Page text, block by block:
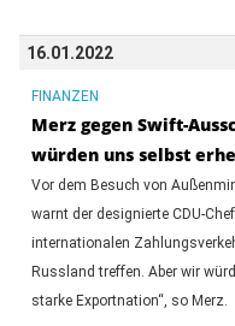
16.01.2022
FINANZEN
Merz gegen Swift-
würden uns selbst
Vor dem Besuch von
warnt der designierte CDU-
internationalen
Russland treffen. Aber wir
starke Exportnation“, so Merz.